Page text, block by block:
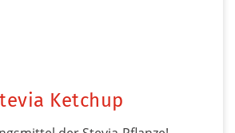
Ketchup